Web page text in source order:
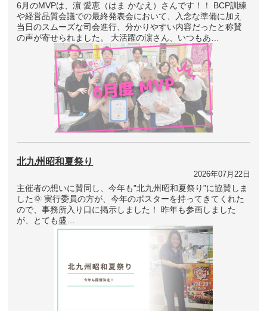
6月のMVPは、濵 愛恵（はま かなえ）さんです！！ BCP訓練
や経営品質会議での最終発表会において、入念な準備に加え
当日のスムーズな司会進行、分かりやすい内容だったと称賛
の声が寄せられました。 大活躍の濵さん、いつもあ…
北九州昭和夏祭り
2026年07月22日
主催者の想いに賛同し、今年も”北九州昭和夏祭り”に協賛しま
した🌞 実行委員の方が、今年のポスターを持ってきてくれた
ので、事務所入り口に掲示しました！ 昨年も参画しました
が、とても盛…